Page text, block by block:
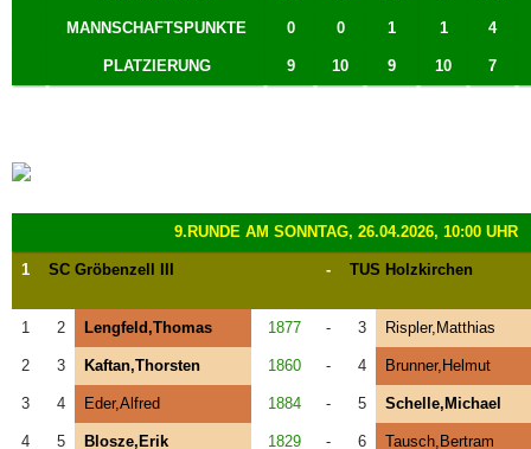
MANNSCHAFTSPUNKTE 0 0 1 1 4
PLATZIERUNG 9 10 9 10 7
9.RUNDE AM SONNTAG, 26.04.2026, 10:00 UHR
1 SC Gröbenzell III - TUS Holzkirchen
1 2 Lengfeld,Thomas 1877 - 3 Rispler,Matthias
2 3 Kaftan,Thorsten 1860 - 4 Brunner,Helmut
3 4 Eder,Alfred 1884 - 5 Schelle,Michael
4 5 Blosze,Erik 1829 - 6 Tausch,Bertram